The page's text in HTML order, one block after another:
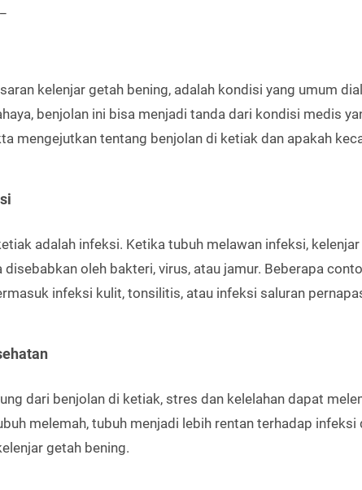
kelenjar getah bening, adalah kondisi yang umum
benjolan ini bisa menjadi tanda dari kondisi medis
mengejutkan tentang benjolan di ketiak dan apakah
adalah infeksi. Ketika tubuh melawan infeksi,
oleh bakteri, virus, atau jamur. Beberapa
infeksi kulit, tonsilitis, atau infeksi saluran
dari benjolan di ketiak, stres dan kelelahan dapat
melemah, tubuh menjadi lebih rentan terhadap infeksi
getah bening.